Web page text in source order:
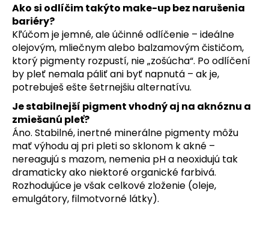
Ako si odlíčim takýto make-up bez narušenia
bariéry?
Kľúčom je jemné, ale účinné odlíčenie – ideálne
olejovým, mliečnym alebo balzamovým čističom,
ktorý pigmenty rozpustí, nie „zošúcha“. Po odlíčení
by pleť nemala páliť ani byť napnutá – ak je,
potrebuješ ešte šetrnejšiu alternatívu.
Je stabilnejší pigment vhodný aj na aknóznu a
zmiešanú pleť?
Áno. Stabilné, inertné minerálne pigmenty môžu
mať výhodu aj pri pleti so sklonom k akné –
nereagujú s mazom, nemenia pH a neoxidujú tak
dramaticky ako niektoré organické farbivá.
Rozhodujúce je však celkové zloženie (oleje,
emulgátory, filmotvorné látky).